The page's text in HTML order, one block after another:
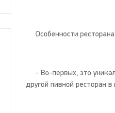
Особенности
- Во-первых, это
другой пивной ресторан